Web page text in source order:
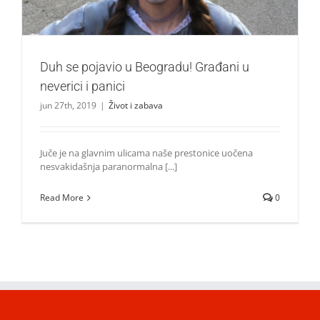
Duh se pojavio u Beogradu! Građani u
neverici i panici
jun 27th, 2019 | Život i zabava
Juče je na glavnim ulicama naše prestonice uočena
nesvakidašnja paranormalna [...]
Read More 0